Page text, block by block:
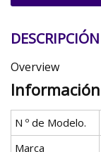
DESCRIPCIÓN
Overview
N º de Modelo.
Marca